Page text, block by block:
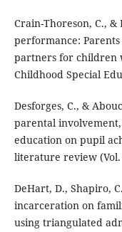
Crain-Thoreson, C., &
performance:
partners for children
Childhood Special
Desforges, C., &
parental
education on pupil
literature review (Vol.
DeHart, D., Shapiro,
incarceration on
using triangulated